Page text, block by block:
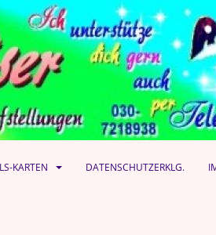
KARTEN DATENSCHUTZERKLG.